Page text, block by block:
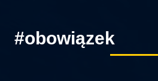
#obowiązek